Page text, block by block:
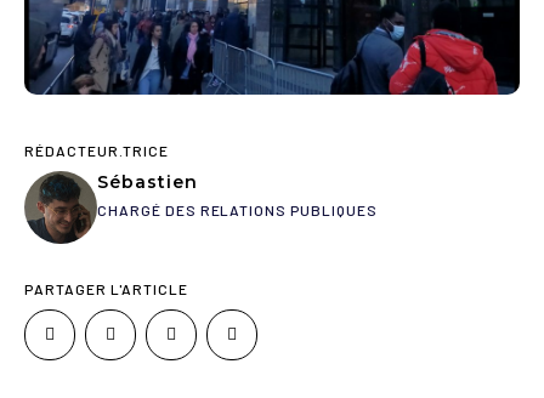
RÉDACTEUR.TRICE
Sébastien
CHARGÉ DES RELATIONS PUBLIQUES
PARTAGER L'ARTICLE